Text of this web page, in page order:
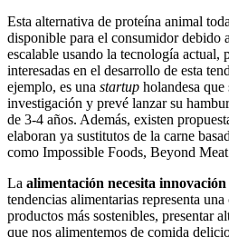
Esta alternativa de proteína animal
disponible para el consumidor debido
escalable usando la tecnología actual,
interesadas en el desarrollo de esta
ejemplo, es una startup holandesa que
investigación y prevé lanzar su
de 3-4 años. Además, existen
elaboran ya sustitutos de la carne
como Impossible Foods, Beyond
La alimentación necesita
tendencias alimentarias representa
productos más sostenibles, presentar
que nos alimentemos de comida